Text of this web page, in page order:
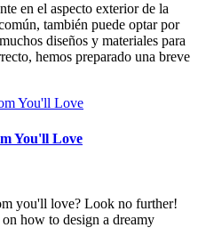
en el aspecto exterior de la
también puede optar por
diseños y materiales para
hemos preparado una breve
You'll Love
you'll love? Look no further!
how to design a dreamy